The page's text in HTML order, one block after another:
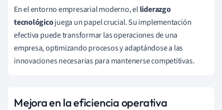
En el entorno empresarial moderno, elliderazgo
tecnológicojuega un papel crucial. Su implementación
efectiva puede transformar las operaciones de una
empresa, optimizando procesos y adaptándose a las
innovaciones necesarias para mantenerse competitivas.
Mejora en la eficiencia operativa